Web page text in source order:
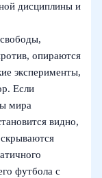
дисциплины и
опираются
эксперименты,
Если
мира
видно,
футбола с